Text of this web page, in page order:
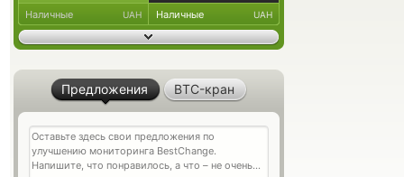
Наличные UAH Наличные UAH
Предложения BTC-кран